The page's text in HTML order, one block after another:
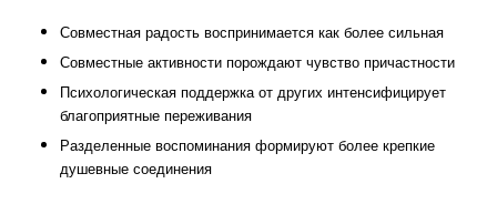
Совместная радость воспринимается как более сильная
Совместные активности порождают чувство причастности
Психологическая поддержка от других интенсифицирует
благоприятные переживания
Разделенные воспоминания формируют более крепкие
душевные соединения